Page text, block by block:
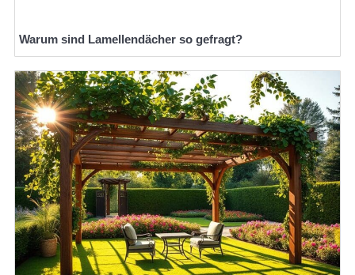
Warum sind Lamellendächer so gefragt?